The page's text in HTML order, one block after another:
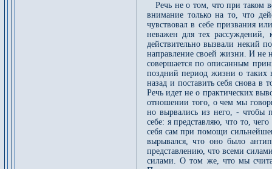
Речь не о том, что при таком
внимание только на то, что
чувствовал в себе призвания
неважен для тех
действительно вызвали некий
направление своей жизни. И не
совершается по описанным
поздний период жизни о таких
назад и поставить себя снова в
Речь идет не о практических
отношении того, о чем мы
но вырвались из него, - чтобы
себе: я представляю, что то,
себя сам при помощи
вырывался, что оно было
представлению, что всеми
силами. О том же, что мы